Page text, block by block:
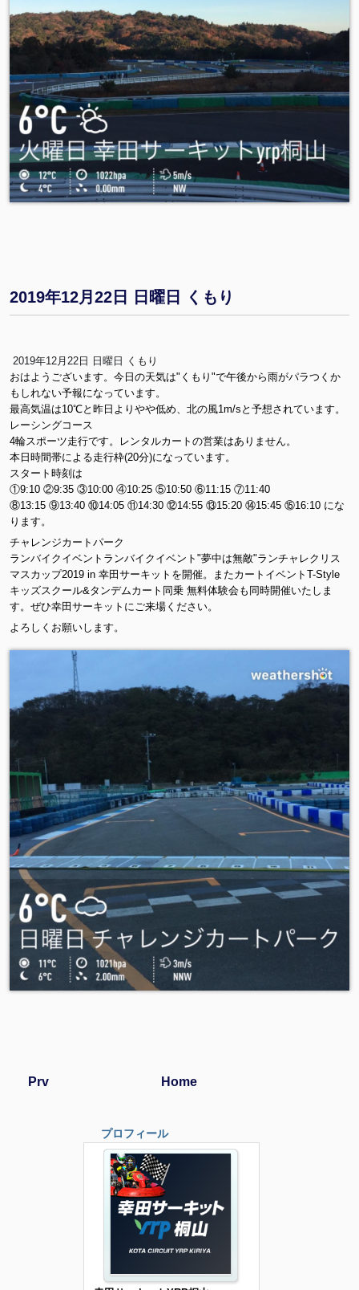
2019年12月22日 日曜日 くもり
2019年12月22日 日曜日 くもり
おはようございます。今日の天気は"くもり"で午後から雨がパラつくか
もしれない予報になっています。
最高気温は10℃と昨日よりやや低め、北の風1m/sと予想されています。
レーシングコース
4輪スポーツ走行です。レンタルカートの営業はありません。
本日時間帯による走行枠(20分)になっています。
スタート時刻は
①9:10 ②9:35 ③10:00 ④10:25 ⑤10:50 ⑥11:15 ⑦11:40
⑧13:15 ⑨13:40 ⑩14:05 ⑪14:30 ⑫14:55 ⑬15:20 ⑭15:45 ⑮16:10 にな
ります。
チャレンジカートパーク
ランバイクイベントランバイクイベント"夢中は無敵"ランチャレクリス
マスカップ2019 in 幸田サーキットを開催。またカートイベントT-Style
キッズスクール&タンデムカート同乗 無料体験会も同時開催いたしま
す。ぜひ幸田サーキットにご来場ください。
よろしくお願いします。
Prv Home
プロフィール